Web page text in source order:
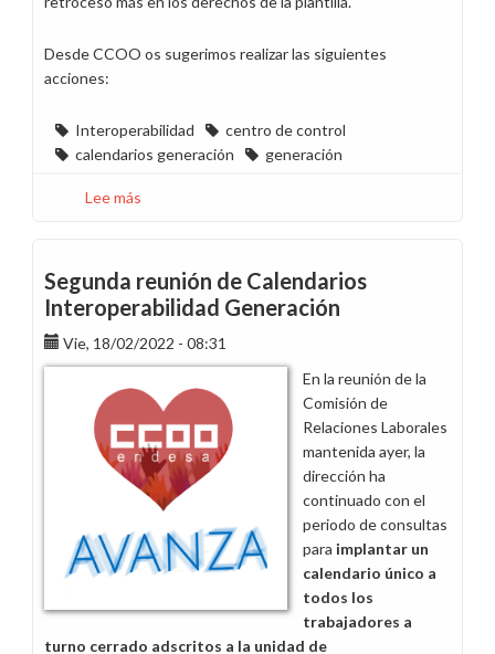
Desde CCOO os sugerimos realizar las siguientes
acciones:
Interoperabilidad
centro de control
calendarios generación
generación
Lee más
rechazo
a
los
nuevos
calendarios
de
Interoperabilidad
Segunda reunión de Calendarios
Interoperabilidad Generación
Vie, 18/02/2022 - 08:31
En la reunión de la
Comisión de
Relaciones Laborales
mantenida ayer, la
dirección ha
continuado con el
periodo de consultas
para implantar un
calendario único a
todos los
trabajadores a
turno cerrado adscritos a la unidad de